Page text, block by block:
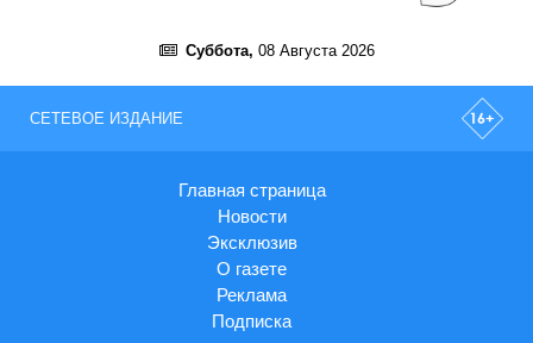
Суббота, 08 Августа 2026
СЕТЕВОЕ ИЗДАНИЕ
Главная страница
Новости
Эксклюзив
О газете
Реклама
Подписка